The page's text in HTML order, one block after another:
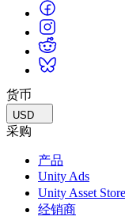
用户获取
被发现并获取移动用
管理跨门店和D2C渠
商业化
通过 Unity 投放广告
使用案例
移动游戏
汽车
提升创新能力和车内
查看所有行业
最佳实践指南
专家提示和技巧
演示
演示、示例和构建模
所有资源
新增功能
博客
更新、信息和技术提
新闻
对于学生
开启您的职业生涯
增强您的教学
教育资助许可证
认证
证明您的Unity精通
货币
USD
采购
产品
Unity Ads
Unity Asset Store
经销商